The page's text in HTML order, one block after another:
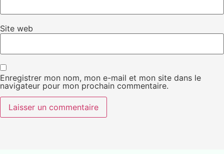
Site web
Enregistrer mon nom, mon e-mail et mon site dans le
navigateur pour mon prochain commentaire.